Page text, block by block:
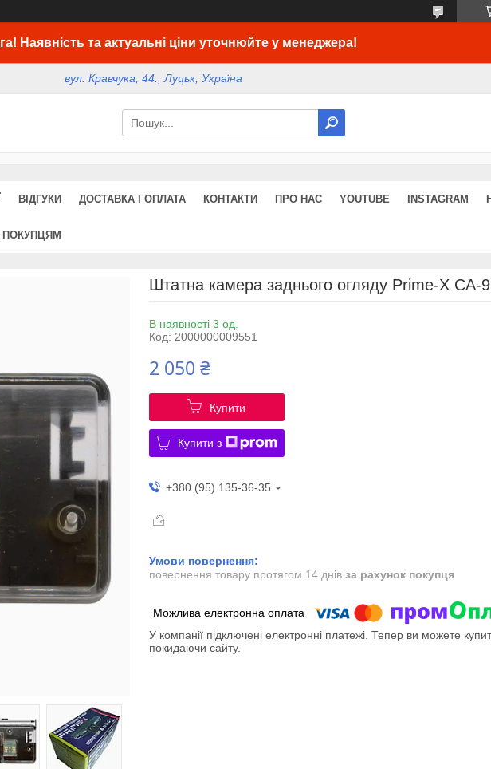
Наявність та актуальні ціни уточнюйте у менеджера!
вул. Кравчука, 44., Луцьк, Україна
ВІДГУКИ ДОСТАВКА І ОПЛАТА КОНТАКТИ ПРО НАС YOUTUBE INSTAGRAM
Штатна камера заднього огляду Prime-X CA-
В наявності 3 од.
Код: 2000000009551
2 050 ₴
Купити
Купити з
+380 (95) 135-36-35
повернення товару протягом 14 днів за рахунок покупця
У компанії підключені електронні платежі. Тепер ви можете
покидаючи сайту.